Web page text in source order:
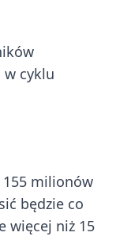
w cyklu
milionów
będzie co
więcej niż 15